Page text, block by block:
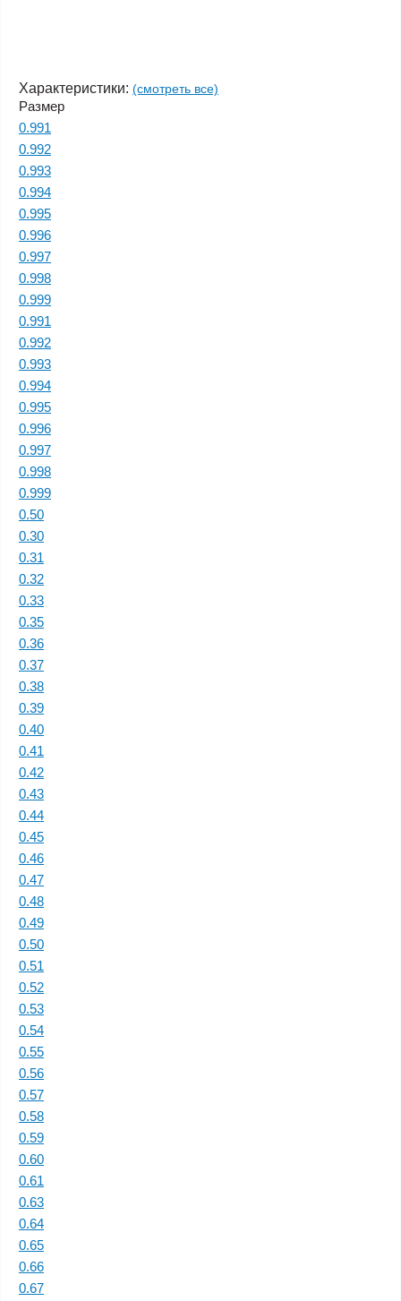
Характеристики: (смотреть все)
Размер
0.991
0.992
0.993
0.994
0.995
0.996
0.997
0.998
0.999
0.991
0.992
0.993
0.994
0.995
0.996
0.997
0.998
0.999
0.50
0.30
0.31
0.32
0.33
0.35
0.36
0.37
0.38
0.39
0.40
0.41
0.42
0.43
0.44
0.45
0.46
0.47
0.48
0.49
0.50
0.51
0.52
0.53
0.54
0.55
0.56
0.57
0.58
0.59
0.60
0.61
0.63
0.64
0.65
0.66
0.67